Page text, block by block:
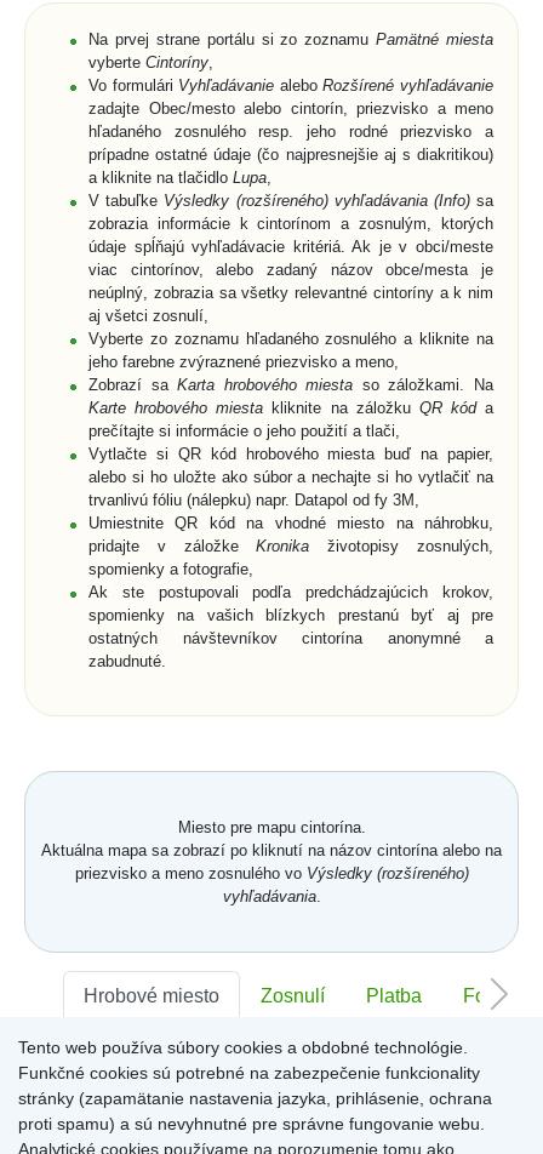
Na prvej strane portálu si zo zoznamuPamätné miesta
vyberte Cintoríny
Vo formulári Vyhľadávanie aleboRozšírené vyhľadávanie
zadajte Obec/mesto alebo cintorín, priezvisko a meno
hľadaného zosnulého resp. jeho rodné priezvisko a
prípadne ostatné údaje (čo najpresnejšie aj s diakritikou)
a kliknite na tlačidlo Lupa
V tabuľke Výsledky (rozšíreného) vyhľadávania (Info)sa
zobrazia informácie k cintorínom a zosnulým, ktorých
údaje spĺňajú vyhľadávacie kritériá. Ak je v obci/meste
viac cintorínov, alebo zadaný názov obce/mesta je
neúplný, zobrazia sa všetky relevantné cintoríny a k nim
aj všetci zosnulí,
Vyberte zo zoznamu hľadaného zosnulého a kliknite na
jeho farebne zvýraznené priezvisko a meno,
Zobrazí saKarta hrobového miesta so záložkami. Na
Karte hrobového miesta kliknite na záložku QR kóda
prečítajte si informácie o jeho použití a tlači,
Vytlačte si QR kód hrobového miesta buď na papier,
alebo si ho uložte ako súbor a nechajte si ho vytlačiť na
trvanlivú fóliu (nálepku) napr. Datapol od fy 3M,
Umiestnite QR kód na vhodné miesto na náhrobku,
pridajte v záložkeKronika životopisy zosnulých,
spomienky a fotografie,
Ak ste postupovali podľa predchádzajúcich krokov,
spomienky na vašich blízkych prestanú byť aj pre
ostatných návštevníkov cintorína anonymné a
zabudnuté.
Miesto pre mapu cintorína.
Aktuálna mapa sa zobrazí po kliknutí na názov cintorína alebo na
priezvisko a meno zosnulého vo Výsledky (rozšíreného)
vyhľadávania.
Hrobové miesto Zosnulí Platba Foto
Sektor:- Rad:- Číslo:-
Miesto pre informácie o hrobovom mieste
Tento web používa súbory cookies a obdobné technológie.
Funkčné cookies sú potrebné na zabezpečenie funkcionality
stránky (zapamätanie nastavenia jazyka, prihlásenie, ochrana
proti spamu) a sú nevyhnutné pre správne fungovanie webu.
Analytické cookies používame na porozumenie tomu ako